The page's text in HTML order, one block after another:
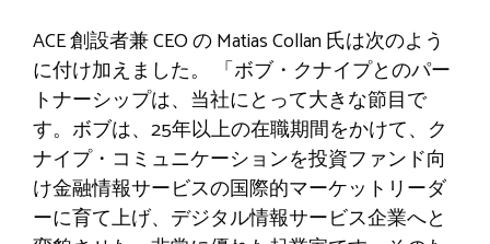
ACE 創設者兼 CEO の Matias Collan 氏は次のよう
に付け加えました。
「ボブ・クナイプとのパー
トナーシップは、当社にとって大きな節目で
す。ボブは、25年以上の在職期間をかけて、ク
ナイプ・コミュニケーションを投資ファンド向
け金融情報サービスの国際的マーケットリーダ
ーに育て上げ、デジタル情報サービス企業へと